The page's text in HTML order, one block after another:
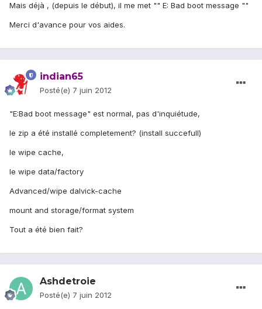
Mais déjà , (depuis le début), il me met "" E: Bad boot message ""
Merci d'avance pour vos aides.
indian65
Posté(e) 7 juin 2012
"E:Bad boot message" est normal, pas d'inquiétude,
le zip a été installé completement? (install succefull)
le wipe cache,
le wipe data/factory
Advanced/wipe dalvick-cache
mount and storage/format system
Tout a été bien fait?
Ashdetroie
Posté(e) 7 juin 2012